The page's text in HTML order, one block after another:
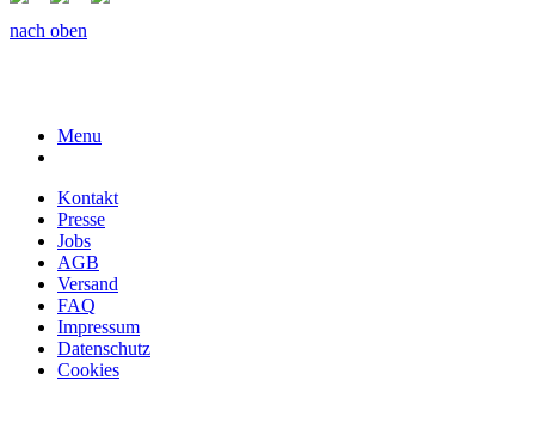
nach oben
Menu
Kontakt
Presse
Jobs
AGB
Versand
FAQ
Impressum
Datenschutz
Cookies